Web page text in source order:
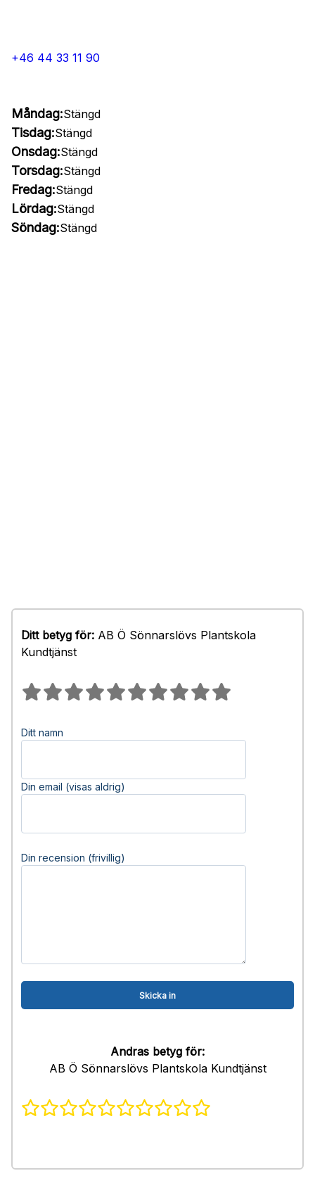
+46 44 33 11 90
Måndag:Stängd
Tisdag:Stängd
Onsdag:Stängd
Torsdag:Stängd
Fredag:Stängd
Lördag:Stängd
Söndag:Stängd
Ditt betyg för: AB Ö Sönnarslövs Plantskola
Kundtjänst
Ditt namn
Din email (visas aldrig)
Din recension (frivillig)
Andras betyg för:
AB Ö Sönnarslövs Plantskola Kundtjänst